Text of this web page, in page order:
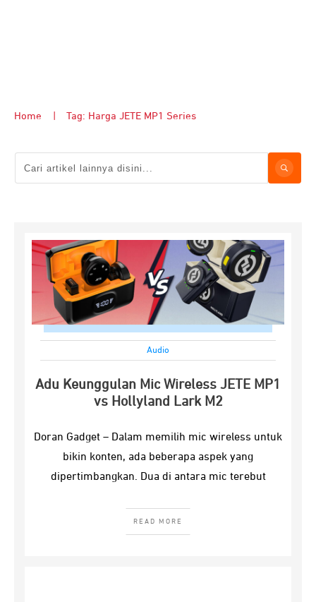
Home Tag: Harga JETE MP1 Series
Audio
Adu Keunggulan Mic Wireless JETE MP1
vs Hollyland Lark M2
Doran Gadget – Dalam memilih mic wireless untuk
bikin konten, ada beberapa aspek yang
dipertimbangkan. Dua di antara mic terebut
READ MORE